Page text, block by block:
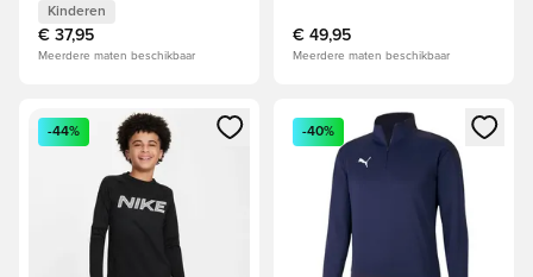
Kinderen
€ 37,95
Meerdere maten beschikbaar
€ 49,95
Meerdere maten beschikbaar
Opent een venster om in te loggen of je aan te melden als
-44%
Opent een venster om in te
-40%